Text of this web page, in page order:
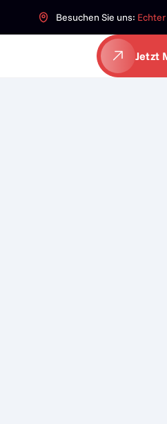
Besuchen Sie uns:
Jetzt